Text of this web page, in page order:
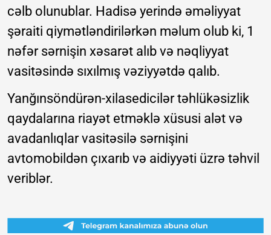
cəlb olunublar. Hadisə yerində əməliyyat
şəraiti qiymətləndirilərkən məlum olub ki, 1
nəfər sərnişin xəsarət alıb və nəqliyyat
vasitəsində sıxılmış vəziyyətdə qalıb.
Yanğınsöndürən-xilasedicilər təhlükəsizlik
qaydalarına riayət etməklə xüsusi alət və
avadanlıqlar vasitəsilə sərnişini
avtomobildən çıxarıb və aidiyyəti üzrə təhvil
veriblər.